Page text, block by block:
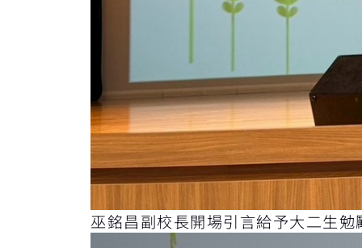
巫銘昌副校長開場引言給予大二生勉